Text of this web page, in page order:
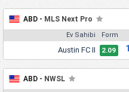
ABD - MLS Next Pro
Ev Sahibi Form
Austin FC II 2.09
ABD - NWSL